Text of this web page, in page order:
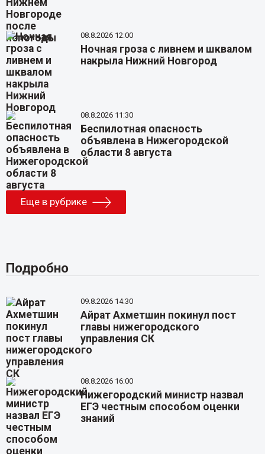
08.8.2026 12:00
Ночная гроза с ливнем и шквалом
накрыла Нижний Новгород
08.8.2026 11:30
Беспилотная опасность
объявлена в Нижегородской
области 8 августа
Еще в рубрике
Подробно
09.8.2026 14:30
Айрат Ахметшин покинул пост
главы нижегородского
управления СК
08.8.2026 16:00
Нижегородский министр назвал
ЕГЭ честным способом оценки
знаний